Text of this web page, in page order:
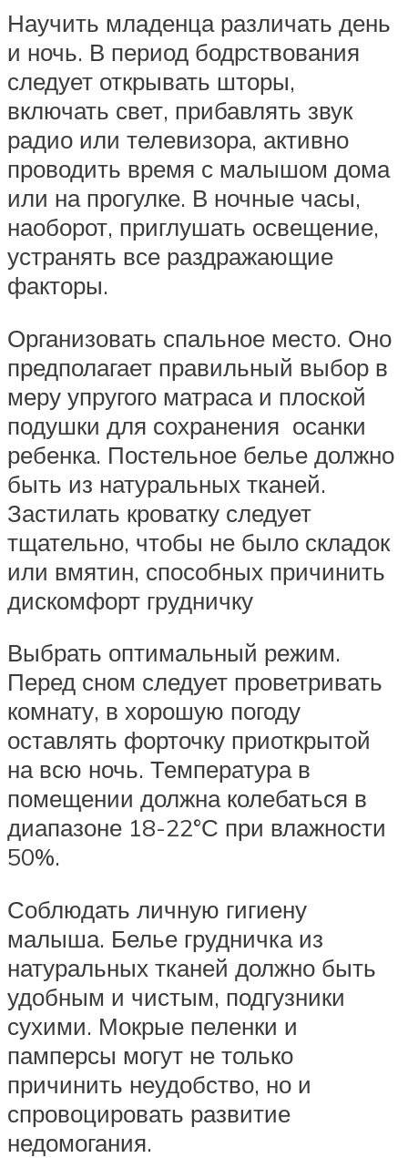
Научить младенца различать день
и ночь. В период бодрствования
следует открывать шторы,
включать свет, прибавлять звук
радио или телевизора, активно
проводить время с малышом дома
или на прогулке. В ночные часы,
наоборот, приглушать освещение,
устранять все раздражающие
факторы.
Организовать спальное место. Оно
предполагает правильный выбор в
меру упругого матраса и плоской
подушки для сохранения осанки
ребенка. Постельное белье должно
быть из натуральных тканей.
Застилать кроватку следует
тщательно, чтобы не было складок
или вмятин, способных причинить
дискомфорт грудничку
Выбрать оптимальный режим.
Перед сном следует проветривать
комнату, в хорошую погоду
оставлять форточку приоткрытой
на всю ночь. Температура в
помещении должна колебаться в
диапазоне 18-22°С при влажности
50%.
Соблюдать личную гигиену
малыша. Белье грудничка из
натуральных тканей должно быть
удобным и чистым, подгузники
сухими. Мокрые пеленки и
памперсы могут не только
причинить неудобство, но и
спровоцировать развитие
недомогания.